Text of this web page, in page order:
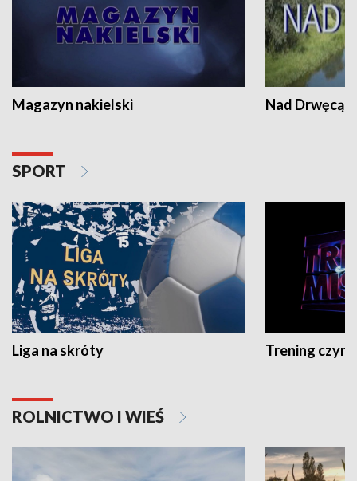
Magazyn nakielski Nad Drwęcą
SPORT
Liga na skróty Trening czyni
ROLNICTWO I WIEŚ